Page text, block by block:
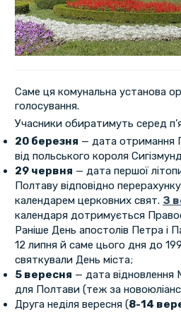
Саме ця комунальна установа
голосування.
Учасники обиратимуть серед
20 березня — дата отримання
від польського короля
29 червня — дата першої
Полтаву відповідно
календарем церковних свят. З
календаря дотримується
Раніше День апостолів Петра і
12 липня й саме цього дня до
святкували День міста;
5 вересня — дата відновлення
для Полтави (теж за
Друга неділя вересня (8-14